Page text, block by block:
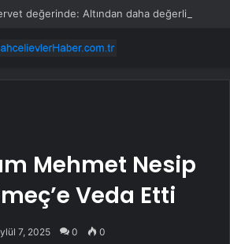
Mehmet Nesip
Veda Etti
7, 2025 0 0